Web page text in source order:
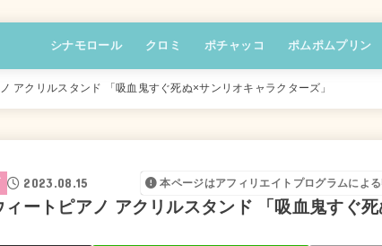
シナモロール クロミ ポチャッコ ポムポムプリン
アクリルスタンド 「吸血鬼すぐ死ぬ×サンリオキャラクターズ」
2023.08.15 本ページはアフィリエイトプログラムによ
ィートピアノ アクリルスタンド 「吸血鬼すぐ